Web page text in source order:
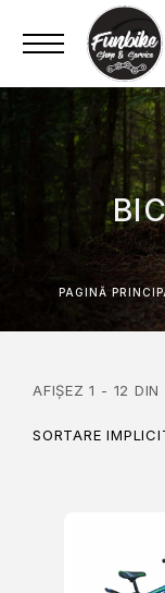
PAGINĂ
AFIȘEZ 1 - 12 DIN
SORTARE